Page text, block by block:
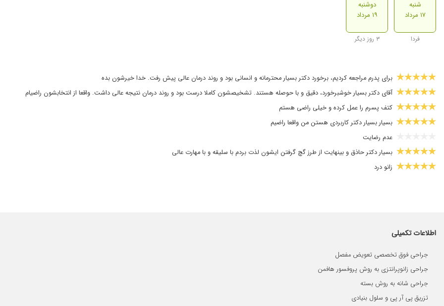
شنبه
۱۷ مرداد
فردا
دوشنبه
۱۹ مرداد
۳ روز دیگر
برای پدرم مراجعه کردیم، برخورد دکتر بسیار محترمانه و انسانی بود و روند درمان عالی پیش رفت. خدا خیرشون بده
آقای دکتر بسیار خوشبرخورد، دقیق و با حوصله هستند. تشخیصشون کاملا درست بود و روند درمان نتیجه عالی داشت. واقعا از انتخابشون راضیام
کتف پسرم را عمل کرده و خیلی راضی هستم
بسیار بسیار دکتر کاربردی هستن من واقعا راضیم
عدم رضایت
بسیار دکتر حاذق و بینهایت از طرز گچ گرفتن ایشون لذت بردم با سلیقه و با مهارت عالی
زانو درد
مدتها درد داشتم و پیش چند نفر رفته بودم، ولی اینجا واقعا خیالم راحت شد. هم خوب توضیح میدن هم برخوردشون عالیه. ممنون از آقای دکتر
جراح کیست استخوان
پسران و ارادت تشکر از آقای دکتر عباسی عزیز ، پا پرانتزی بودم عمل جراحی انجام دادم و راضی هستم
من یه بار رفتم دکتر بسیار عالی با احترام به تمام حرفات گوش میده با صبر وحوصله اخلاق عالی بهترین دکتر تشکر فراوان
اطلاعات تکمیلی
جراحی فوق تخصصی تعویض مفصل
جراحی زانوپرانتزی به روش پروفسور هافمن
جراحی شانه به روش بسته
تزریق پی آر پی و سلول بنیادی